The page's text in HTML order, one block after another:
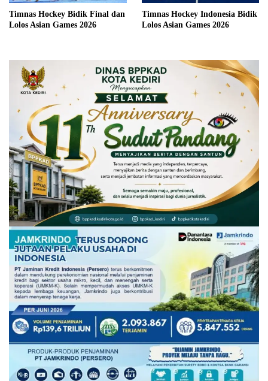
Timnas Hockey Bidik Final dan
Lolos Asian Games 2026
Timnas Hockey Indonesia Bidik
Lolos Asian Games 2026